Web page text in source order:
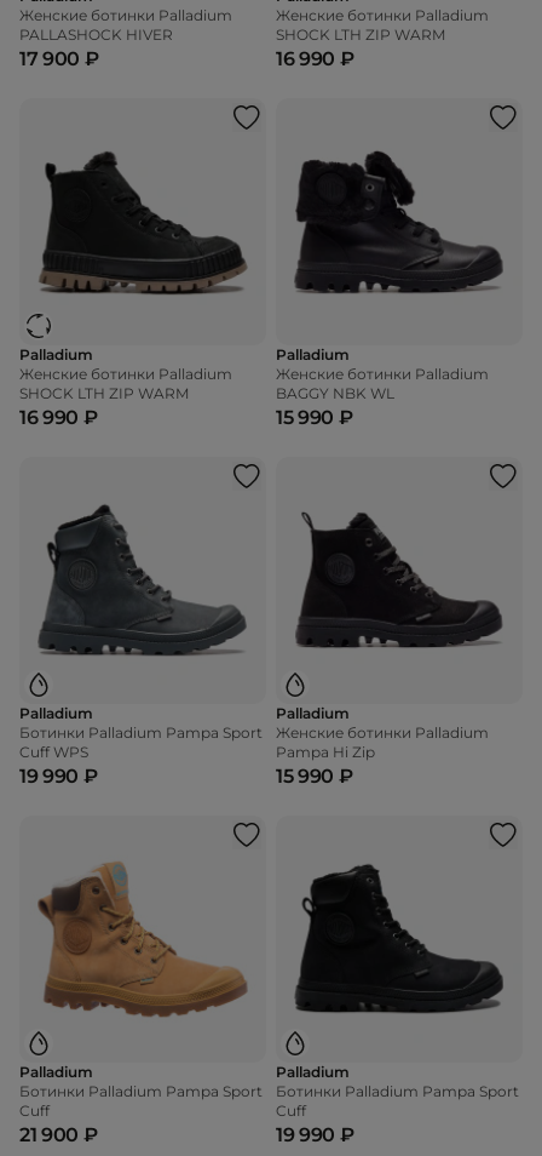
Женские ботинки Palladium
PALLASHOCK HIVER
17 900 ₽
Женские ботинки Palladium
SHOCK LTH ZIP WARM
16 990 ₽
Palladium
Женские ботинки Palladium
SHOCK LTH ZIP WARM
16 990 ₽
Palladium
Женские ботинки Palladium
BAGGY NBK WL
15 990 ₽
Palladium
Ботинки Palladium Pampa Sport
Cuff WPS
19 990 ₽
Palladium
Женские ботинки Palladium
Pampa Hi Zip
15 990 ₽
Palladium
Ботинки Palladium Pampa Sport
Cuff
21 900 ₽
Palladium
Ботинки Palladium Pampa Sport
Cuff
19 990 ₽